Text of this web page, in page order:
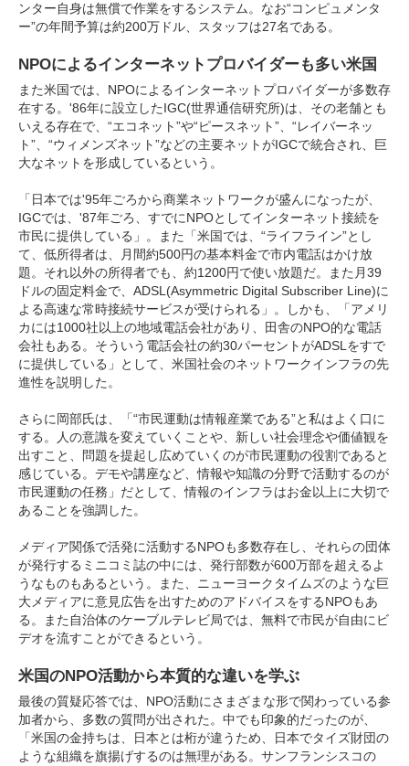
ンター自身は無償で作業をするシステム。なお“コンピュメンタ
ー”の年間予算は約200万ドル、スタッフは27名である。
NPOによるインターネットプロバイダーも多い米国
また米国では、NPOによるインターネットプロバイダーが多数存
在する。'86年に設立したIGC(世界通信研究所)は、その老舗とも
いえる存在で、“エコネット”や“ピースネット”、“レイバーネッ
ト”、“ウィメンズネット”などの主要ネットがIGCで統合され、巨
大なネットを形成しているという。
「日本では'95年ごろから商業ネットワークが盛んになったが、
IGCでは、'87年ごろ、すでにNPOとしてインターネット接続を
市民に提供している」。また「米国では、“ライフライン”とし
て、低所得者は、月間約500円の基本料金で市内電話はかけ放
題。それ以外の所得者でも、約1200円で使い放題だ。また月39
ドルの固定料金で、ADSL(Asymmetric Digital Subscriber Line)に
よる高速な常時接続サービスが受けられる」。しかも、「アメリ
カには1000社以上の地域電話会社があり、田舎のNPO的な電話
会社もある。そういう電話会社の約30パーセントがADSLをすで
に提供している」として、米国社会のネットワークインフラの先
進性を説明した。
さらに岡部氏は、「“市民運動は情報産業である”と私はよく口に
する。人の意識を変えていくことや、新しい社会理念や価値観を
出すこと、問題を提起し広めていくのが市民運動の役割であると
感じている。デモや講座など、情報や知識の分野で活動するのが
市民運動の任務」だとして、情報のインフラはお金以上に大切で
あることを強調した。
メディア関係で活発に活動するNPOも多数存在し、それらの団体
が発行するミニコミ誌の中には、発行部数が600万部を超えるよ
うなものもあるという。また、ニューヨークタイムズのような巨
大メディアに意見広告を出すためのアドバイスをするNPOもあ
る。また自治体のケーブルテレビ局では、無料で市民が自由にビ
デオを流すことができるという。
米国のNPO活動から本質的な違いを学ぶ
最後の質疑応答では、NPO活動にさまざまな形で関わっている参
加者から、多数の質問が出された。中でも印象的だったのが、
「米国の金持ちは、日本とは桁が違うため、日本でタイズ財団の
ような組織を旗揚げするのは無理がある。サンフランシスコの